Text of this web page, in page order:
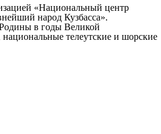
«Национальный центр
народ Кузбасса».
в годы Великой
телеутские и шорские